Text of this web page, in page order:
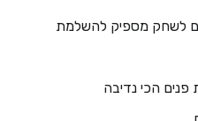
לשחק מספיק להשלמת
הכי נדיבה